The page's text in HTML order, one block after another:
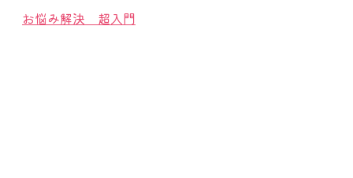
お悩み解決 超入門